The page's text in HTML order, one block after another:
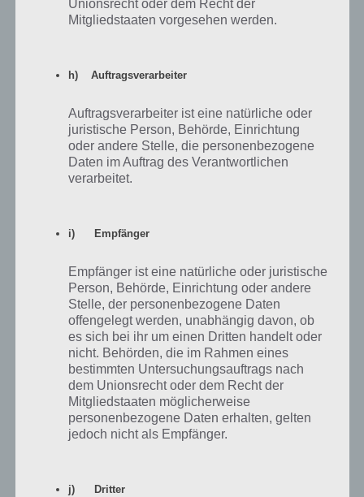
Ich hab das gleiche Problem seid gestern nervt total
1 Antworten
Jenny 30.04.2021 21:34
Hello, ich habe seit mehreren Tagen das Problem, dass ich von
anderen Freunden die Häuser nicht mehr ansehen kann. Also der
deinstallieren … dennoch hat sich nichts geändert. Gibts vllt noch
Antworten
June 27.08.2020 11:45
Mehrere gekaufte Gegenstände, und nun auch eine
Beziehungsgeschichte Level 5 verschwunden.
Der oben beschriebene Support- Kontakt ist praktisch nicht
eine Mail, ob das Problem gelöst wurde. Gelöst wurde aber nichts,
Unionsrecht oder dem Recht der
Mitgliedstaaten vorgesehen werden.
h) Auftragsverarbeiter
Auftragsverarbeiter ist eine natürliche oder
juristische Person, Behörde, Einrichtung
oder andere Stelle, die personenbezogene
Daten im Auftrag des Verantwortlichen
verarbeitet.
i) Empfänger
Empfänger ist eine natürliche oder juristische
Person, Behörde, Einrichtung oder andere
Stelle, der personenbezogene Daten
offengelegt werden, unabhängig davon, ob
es sich bei ihr um einen Dritten handelt oder
nicht. Behörden, die im Rahmen eines
bestimmten Untersuchungsauftrags nach
dem Unionsrecht oder dem Recht der
Mitgliedstaaten möglicherweise
personenbezogene Daten erhalten, gelten
jedoch nicht als Empfänger.
j) Dritter